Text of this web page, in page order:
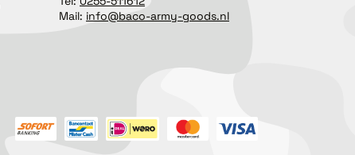
Mail: info@baco-army-goods.nl